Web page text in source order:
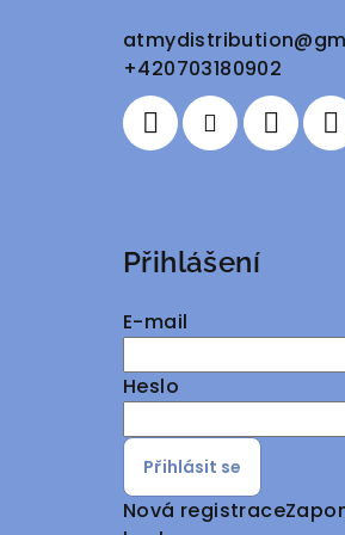
atmydistribution@
+420703180902
Přihlášení
E-mail
Heslo
Přihlásit se
Nová registrace